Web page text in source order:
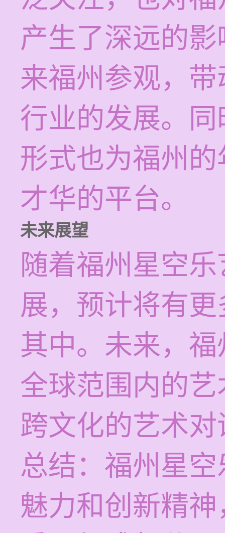
产生了深远的
来福州参观，
行业的发展。
形式也为福州
才华的平台。
未来展望
随着福州星空
展，预计将有
其中。未来，
全球范围内的
跨文化的艺术
总结：福州星
魅力和创新精